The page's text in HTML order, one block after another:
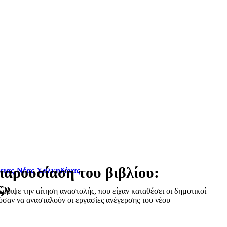
Νέας Χαλκηδόνας
την αίτηση αναστολής, που είχαν καταθέσει οι δημοτικοί
να ανασταλούν οι εργασίες ανέγερσης του νέου
του βιβλίου: